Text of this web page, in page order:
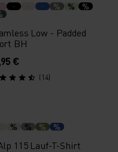
% % %
Low - Padded
BH
€
(14)
% % % %
115 Lauf-T-Shirt